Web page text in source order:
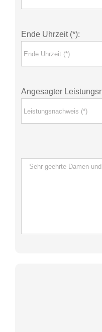
Ende Uhrzeit (*):
Angesagter